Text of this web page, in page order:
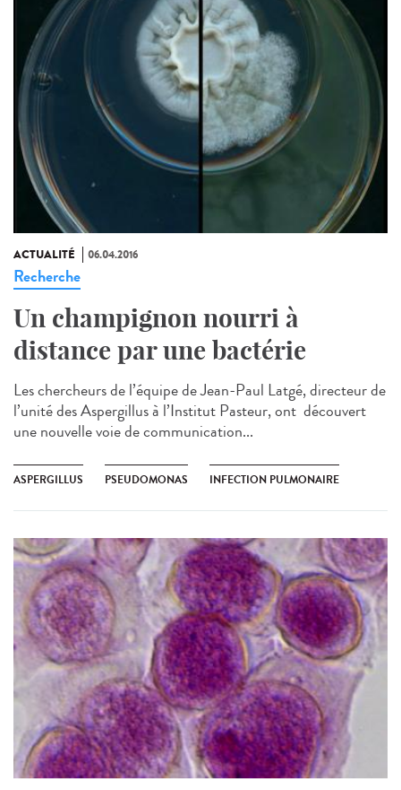
ACTUALITÉ 06.04.2016
Recherche
Un champignon nourri à
distance par une bactérie
Les chercheurs de l’équipe de Jean-Paul Latgé, directeur de
l’unité des Aspergillus à l’Institut Pasteur, ont découvert
une nouvelle voie de communication...
ASPERGILLUS PSEUDOMONAS INFECTION PULMONAIRE